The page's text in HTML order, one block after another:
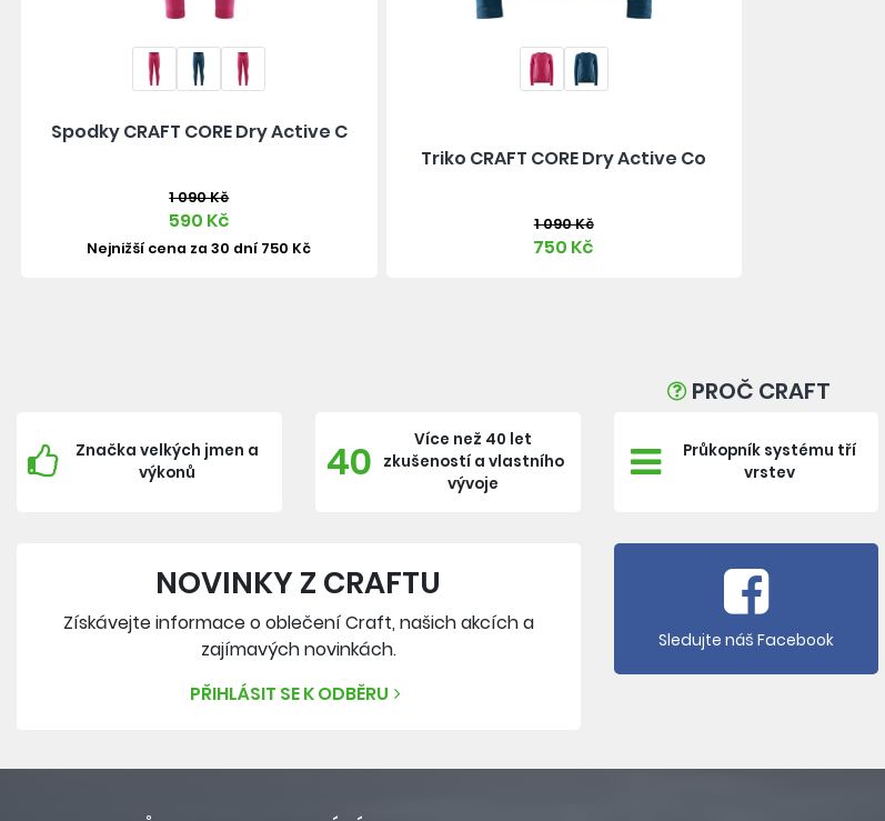
Spodky CRAFT CORE Dry Active C
1 090 Kč
590 Kč
Nejnižší cena za 30 dní 750 Kč
Triko CRAFT CORE Dry Active Co
1 090 Kč
750 Kč
PROČ CRAFT
Značka velkých jmen a
výkonů
40
Více než 40 let
zkušeností a vlastního
vývoje
Průkopník systému tří
vrstev
NOVINKY Z CRAFTU
Získávejte informace o oblečení Craft, našich akcích a
zajímavých novinkách.
PŘIHLÁSIT SE K ODBĚRU
Sledujte náš Facebook